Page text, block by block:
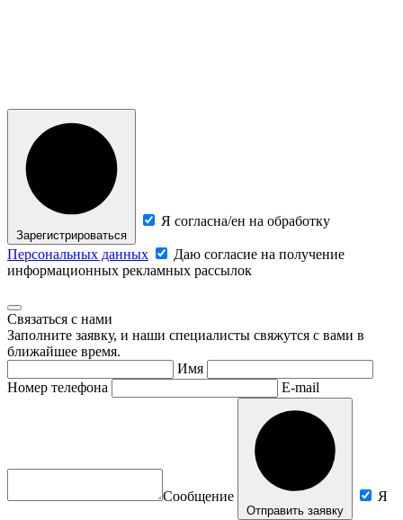
Зарегистрироваться
Я согласна/ен на обработку
Персональных данных
Даю согласие на получение
информационных рекламных рассылок
Связаться с нами
Заполните заявку, и наши специалисты свяжутся с вами в
ближайшее время.
Имя
Номер телефона
E-mail
Сообщение
Отправить заявку
Я